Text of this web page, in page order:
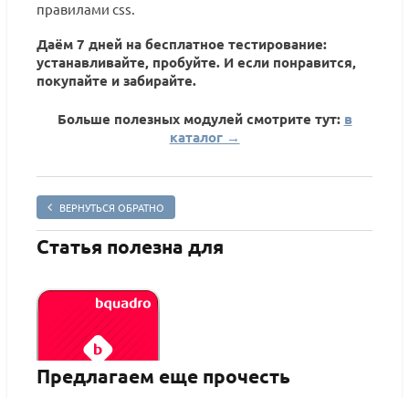
правилами css.
Даём 7 дней на бесплатное тестирование:
устанавливайте, пробуйте. И если понравится,
покупайте и забирайте.
Больше полезных модулей смотрите тут: в
каталог →
ВЕРНУТЬСЯ ОБРАТНО
Статья полезна для
Предлагаем еще прочесть